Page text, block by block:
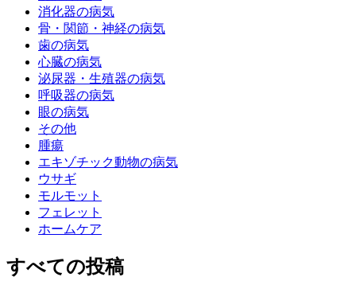
消化器の病気
骨・関節・神経の病気
歯の病気
心臓の病気
泌尿器・生殖器の病気
呼吸器の病気
眼の病気
その他
腫瘍
エキゾチック動物の病気
ウサギ
モルモット
フェレット
ホームケア
すべての投稿